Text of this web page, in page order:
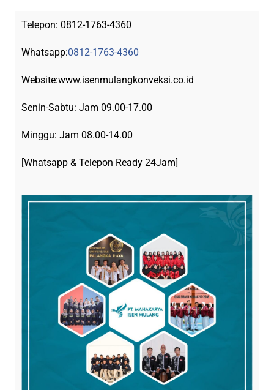
Telepon: 0812-1763-4360
Whatsapp:0812-1763-4360
Website:www.isenmulangkonveksi.co.id
Senin-Sabtu: Jam 09.00-17.00
Minggu: Jam 08.00-14.00
[Whatsapp & Telepon Ready 24Jam]